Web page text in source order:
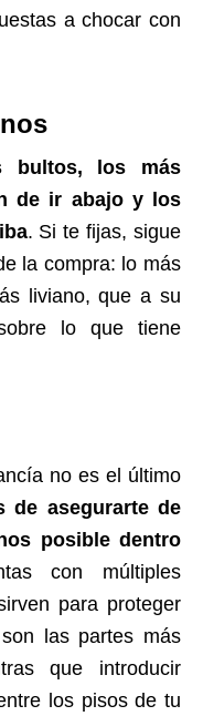
a chocar con
bultos, los más
de ir abajo y los
. Si te fijas, sigue
la compra: lo más
liviano, que a su
lo que tiene
no es el último
de asegurarte de
posible dentro
con múltiples
para proteger
las partes más
que introducir
los pisos de tu